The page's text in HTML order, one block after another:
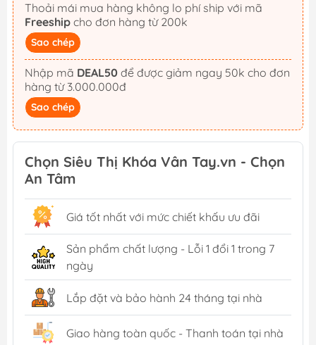
Thoải mái mua hàng không lo phí ship với mã
Freeship cho đơn hàng từ 200k
Sao chép
Nhập mã DEAL50
hàng từ 3.000.000đ
Sao chép
Chọn Siêu Thị Khóa Vân Tay.vn - Chọn
An Tâm
Giá tốt nhất với mức chiết khấu ưu đãi
Sản phẩm chất lượng - Lỗi 1 đổi 1 trong 7
ngày
Lắp đặt và bảo hành 24 tháng tại nhà
Giao hàng toàn quốc - Thanh toán tại nhà